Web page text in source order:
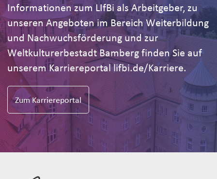
Informationen zum LIfBi als Arbeitgeber, zu
unseren Angeboten im Bereich Weiterbildung
und Nachwuchsförderung und zur
Weltkulturerbestadt Bamberg finden Sie auf
unserem Karriereportal lifbi.de/Karriere.
Zum Karriereportal